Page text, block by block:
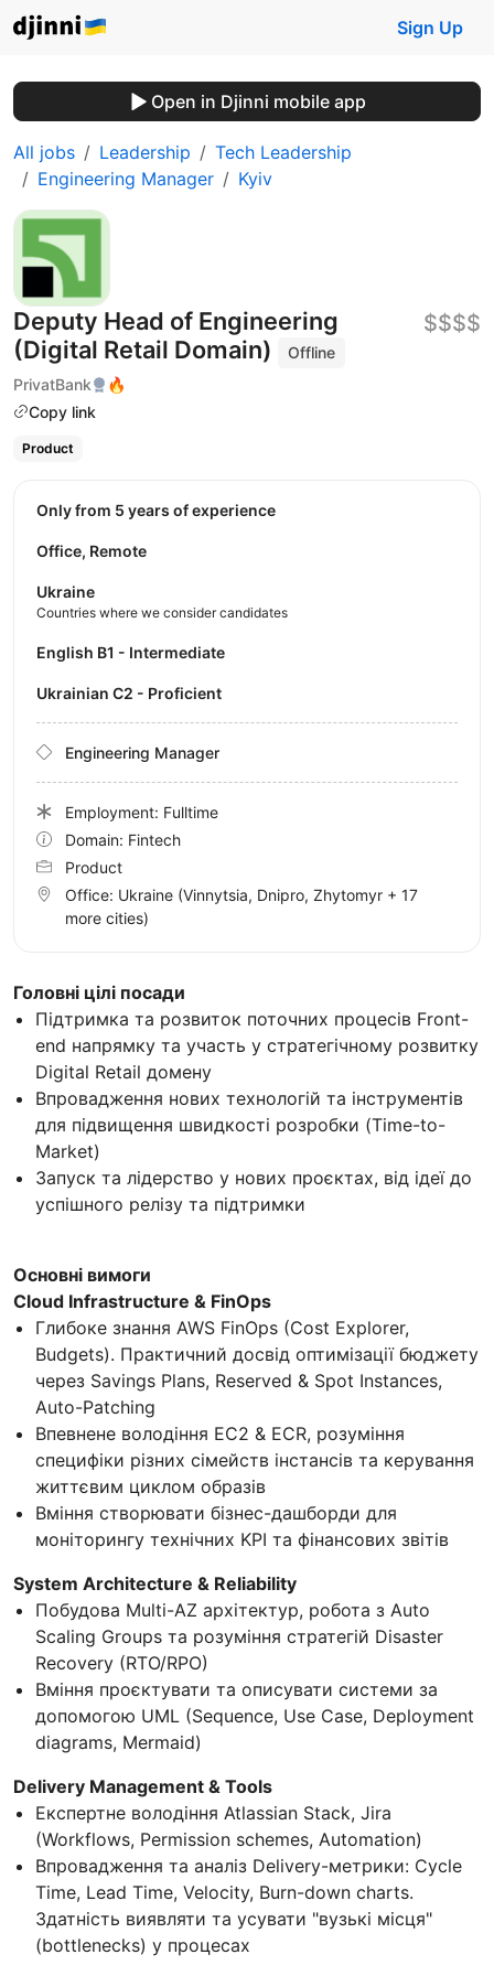
Sign Up
Open in Djinni mobile app
All jobs Leadership
Tech Leadership
Engineering Manager
Kyiv
Deputy Head of Engineering
(Digital Retail Domain)
Offline
PrivatBank
🔥
Copy link
$$$$
Product
Головні цілі посади
Підтримка та розвиток поточних процесів Front-
end напрямку та участь у стратегічному розвитку
Digital Retail домену
Впровадження нових технологій та інструментів
для підвищення швидкості розробки (Time-to-
Market)
Запуск та лідерство у нових проєктах, від ідеї до
успішного релізу та підтримки
Основні вимоги
Cloud Infrastructure & FinOps
Глибоке знання AWS FinOps (Cost Explorer,
Budgets). Практичний досвід оптимізації бюджету
через Savings Plans, Reserved & Spot Instances,
Auto-Patching
Впевнене володіння EC2 & ECR, розуміння
специфіки різних сімейств інстансів та керування
життєвим циклом образів
Вміння створювати бізнес-дашборди для
моніторингу технічних KPI та фінансових звітів
System Architecture & Reliability
Побудова Multi-AZ архітектур, робота з Auto
Scaling Groups та розуміння стратегій Disaster
Recovery (RTO/RPO)
Вміння проєктувати та описувати системи за
допомогою UML (Sequence, Use Case, Deployment
diagrams, Mermaid)
Delivery Management & Tools
Експертне володіння Atlassian Stack, Jira
(Workflows, Permission schemes, Automation)
Впровадження та аналіз Delivery-метрики: Cycle
Time, Lead Time, Velocity, Burn-down charts.
Здатність виявляти та усувати "вузькі місця"
(bottlenecks) у процесах
Only from 5 years of experience
Office, Remote
Ukraine
Countries where we consider candidates
English B1 - Intermediate
Ukrainian C2 - Proficient
Engineering Manager
Employment: Fulltime
Domain: Fintech
Product
Office: Ukraine (Vinnytsia, Dnipro, Zhytomyr + 17
more cities)